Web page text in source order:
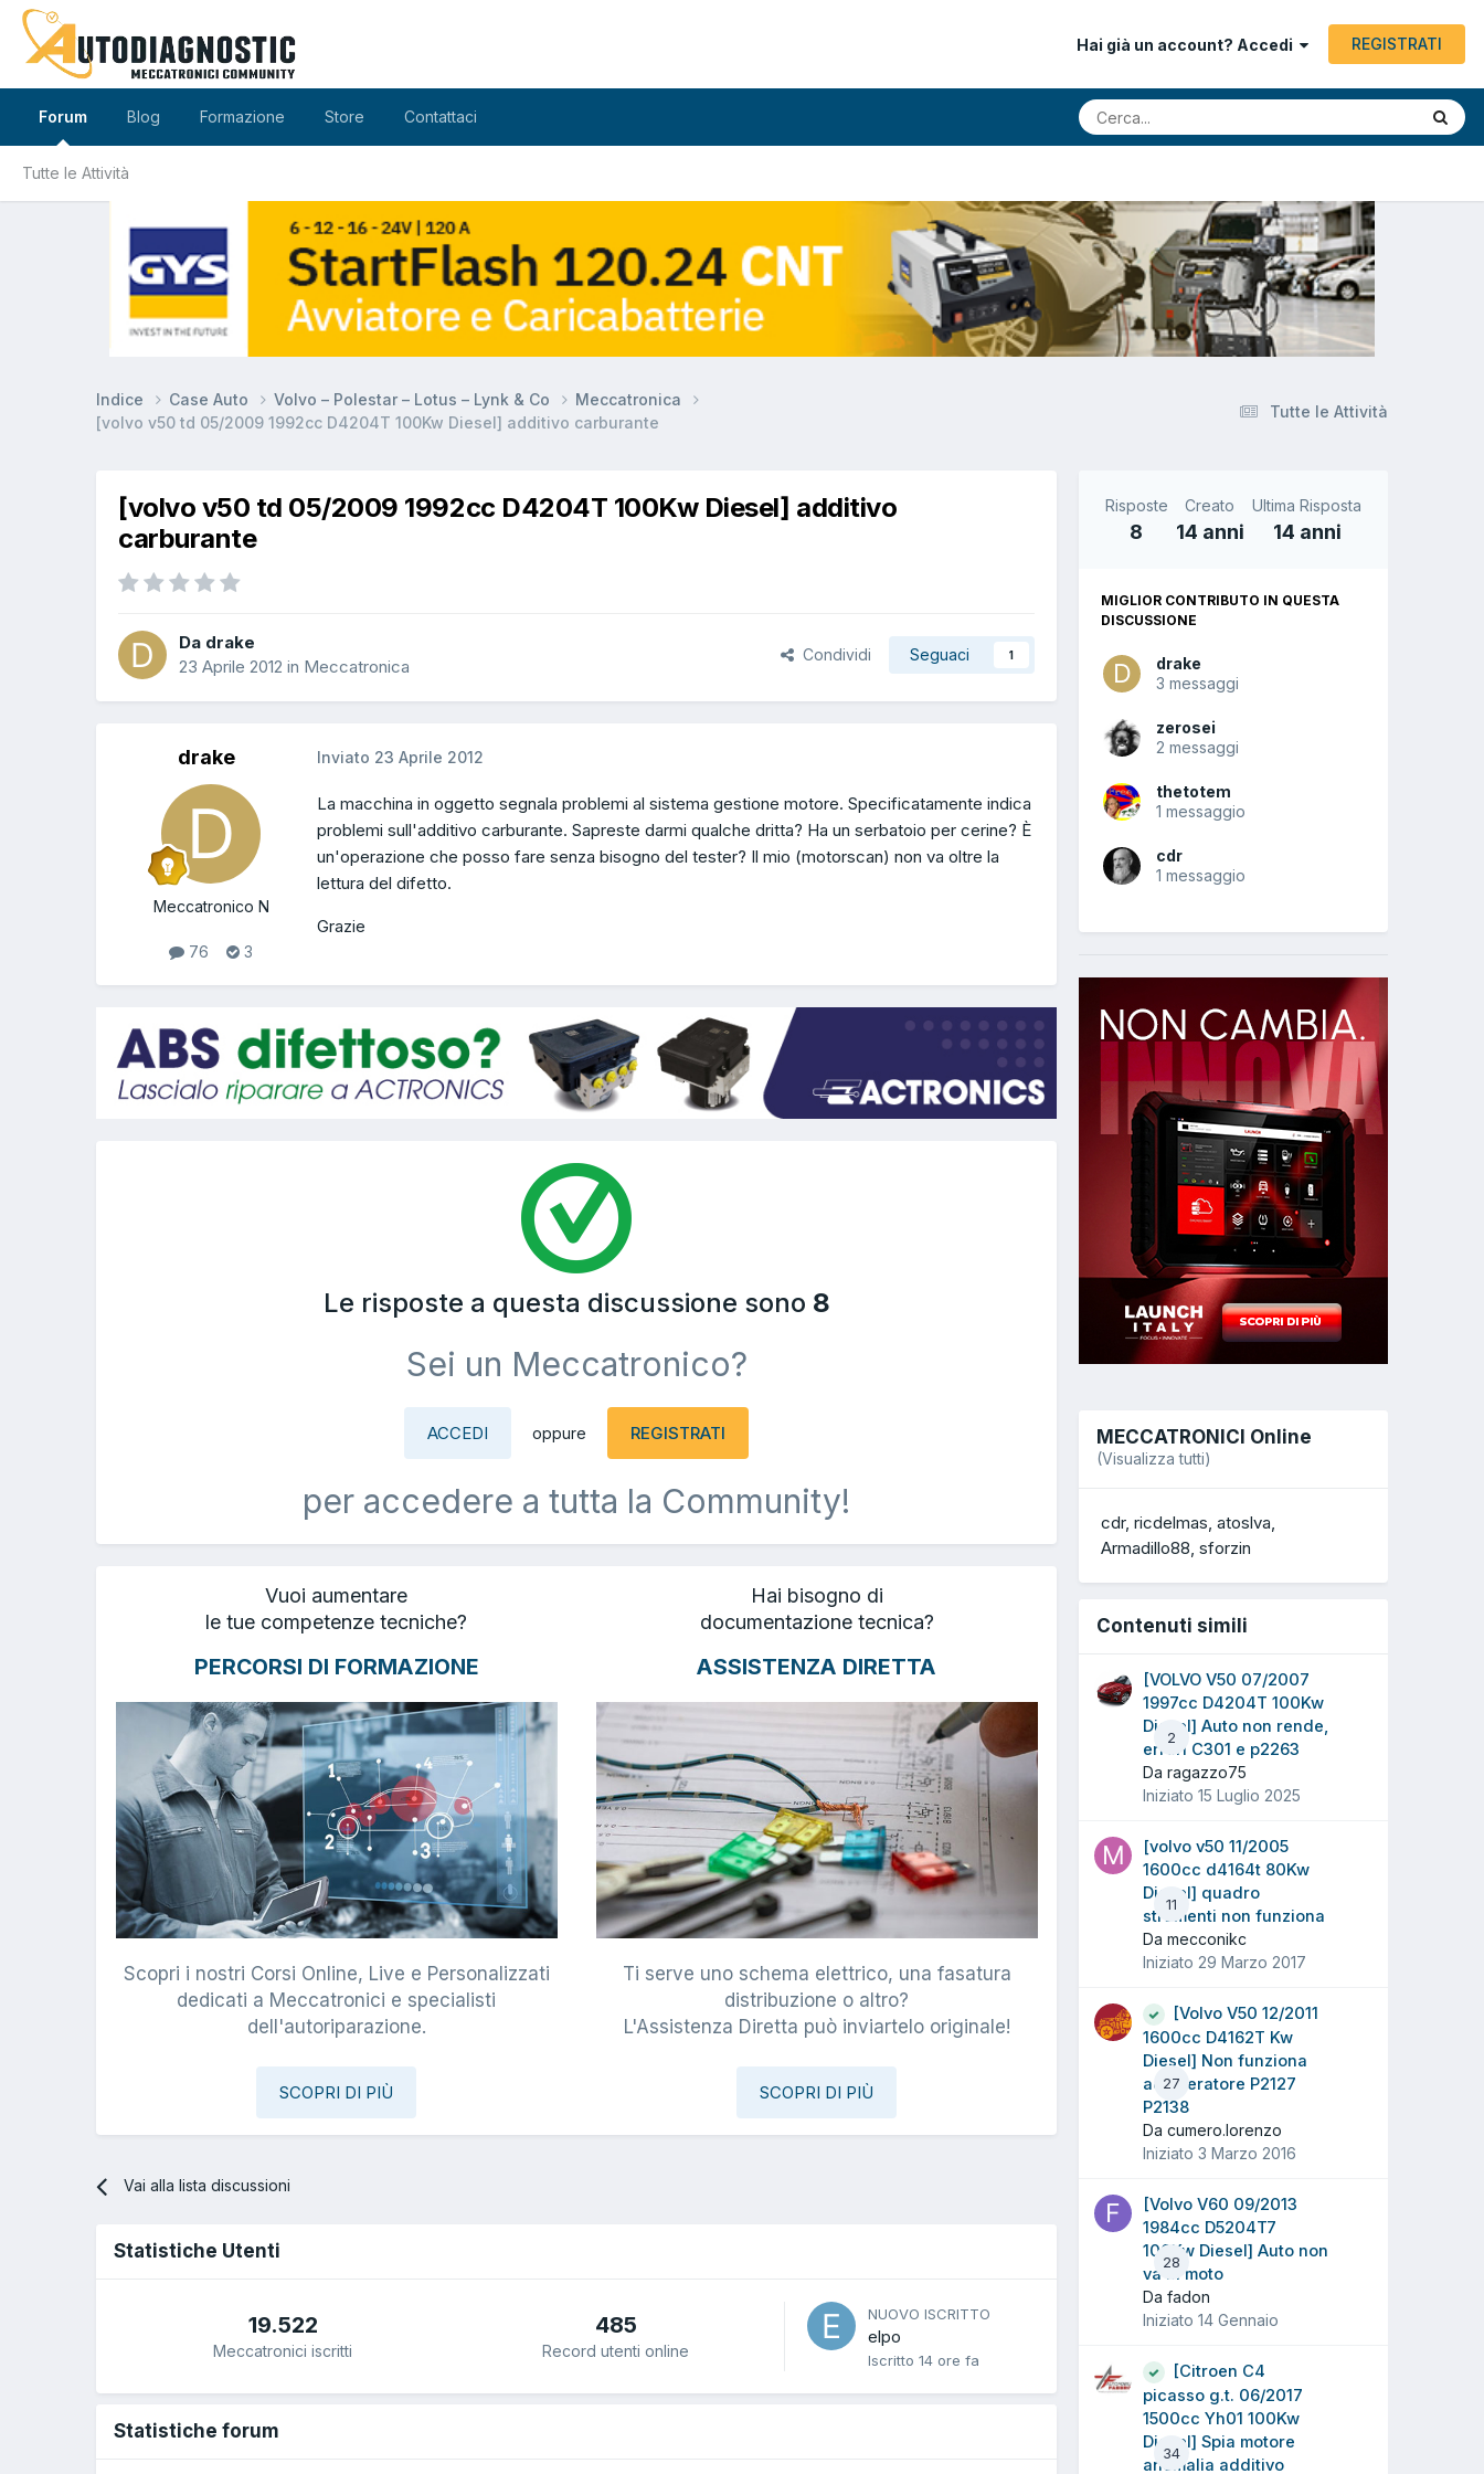
Hai già un account? Accedi REGISTRATI
Forum
Tutte le Attività
Blog Formazione Store Contattaci
Tutte le Attività
Indice Case Auto Volvo – Polestar – Lotus – Lynk & Co
Meccatronica
[volvo v50 td 05/2009 1992cc D4204T 100Kw Diesel] additivo carburante
[volvo v50 td 05/2009 1992cc D4204T 100Kw Diesel] additivo
carburante
Da drake
23 Aprile 2012 in Meccatronica
Condividi Seguaci 1
drake
Meccatronico N
76 3
Inviato 23 Aprile 2012
La macchina in oggetto segnala problemi al sistema gestione motore. Specificatamente indica
problemi sull'additivo carburante. Sapreste darmi qualche dritta? Ha un serbatoio per cerine? È
un'operazione che posso fare senza bisogno del tester? Il mio (motorscan) non va oltre la
lettura del difetto.
Grazie
Le risposte a questa discussione sono 8
Sei un Meccatronico?
ACCEDI oppure REGISTRATI
per accedere a tutta la Community!
Vuoi aumentare
le tue competenze tecniche?
PERCORSI DI FORMAZIONE
Scopri i nostri Corsi Online, Live e Personalizzati
dedicati a Meccatronici e specialisti
dell'autoriparazione.
SCOPRI DI PIÙ
Hai bisogno di
documentazione tecnica?
ASSISTENZA DIRETTA
Ti serve uno schema elettrico, una fasatura
distribuzione o altro?
L'Assistenza Diretta può inviartelo originale!
SCOPRI DI PIÙ
Vai alla lista discussioni
Statistiche Utenti
19.522
Meccatronici iscritti
485
Record utenti online
NUOVO ISCRITTO
elpo
Iscritto 14 ore fa
Statistiche forum
Risposte
8
Creato
14 anni
Ultima Risposta
14 anni
MIGLIOR CONTRIBUTO IN QUESTA
DISCUSSIONE
drake
3 messaggi
zerosei
2 messaggi
thetotem
1 messaggio
cdr
1 messaggio
MECCATRONICI Online
(Visualizza tutti)
cdr ricdelmas atoslva
Armadillo88 sforzin
Contenuti simili
2
[VOLVO V50 07/2007
1997cc D4204T 100Kw
Diesel] Auto non rende,
errori C301 e p2263
Da ragazzo75
Iniziato 15 Luglio 2025
11
[volvo v50 11/2005
1600cc d4164t 80Kw
Diesel] quadro
strumenti non funziona
Da mecconikc
Iniziato 29 Marzo 2017
27
[Volvo V50 12/2011
1600cc D4162T Kw
Diesel] Non funziona
acceleratore P2127
P2138
Da cumero.lorenzo
Iniziato 3 Marzo 2016
28
[Volvo V60 09/2013
1984cc D5204T7
100Kw Diesel] Auto non
va in moto
Da fadon
Iniziato 14 Gennaio
34
[Citroen C4
picasso g.t. 06/2017
1500cc Yh01 100Kw
Diesel] Spia motore
anomalia additivo